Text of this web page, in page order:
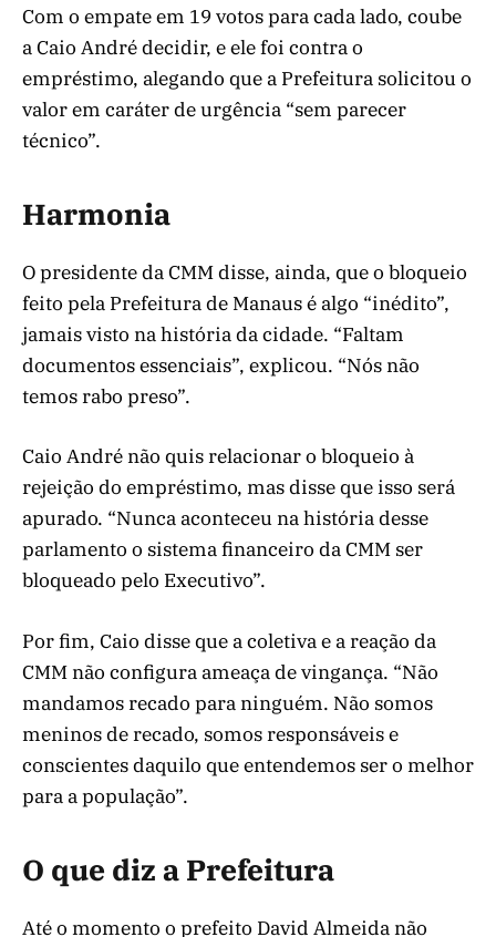
Com o empate em 19 votos para cada lado, coube
a Caio André decidir, e ele foi contra o
empréstimo, alegando que a Prefeitura solicitou o
valor em caráter de urgência “sem parecer
técnico”.
Harmonia
O presidente da CMM disse, ainda, que o bloqueio
feito pela Prefeitura de Manaus é algo “inédito”,
jamais visto na história da cidade. “Faltam
documentos essenciais”, explicou. “Nós não
temos rabo preso”.
Caio André não quis relacionar o bloqueio à
rejeição do empréstimo, mas disse que isso será
apurado. “Nunca aconteceu na história desse
parlamento o sistema financeiro da CMM ser
bloqueado pelo Executivo”.
Por fim, Caio disse que a coletiva e a reação da
CMM não configura ameaça de vingança. “Não
mandamos recado para ninguém. Não somos
meninos de recado, somos responsáveis e
conscientes daquilo que entendemos ser o melhor
para a população”.
O que diz a Prefeitura
Até o momento o prefeito David Almeida não